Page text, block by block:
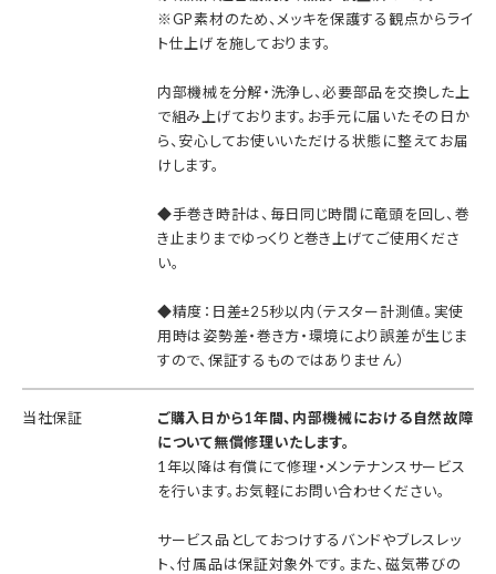
※GP素材のため、メッキを保護する観点からライ
ト仕上げを施しております。
内部機械を分解・洗浄し、必要部品を交換した上
で組み上げております。お手元に届いたその日か
ら、安心してお使いいただける状態に整えてお届
けします。
◆手巻き時計は、毎日同じ時間に竜頭を回し、巻
き止まりまでゆっくりと巻き上げてご使用くださ
い。
◆精度：日差±25秒以内（テスター計測値。実使
用時は姿勢差・巻き方・環境により誤差が生じま
すので、保証するものではありません）
当社保証
ご購入日から1年間、内部機械における自然故障
について無償修理いたします。
1年以降は有償にて修理・メンテナンスサービス
を行います。お気軽にお問い合わせください。
サービス品としておつけするバンドやブレスレッ
ト、付属品は保証対象外です。また、磁気帯びの